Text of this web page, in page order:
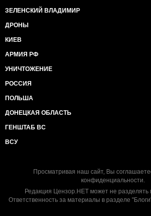
ЗЕЛЕНСКИЙ ВЛАДИМИР
ДРОНЫ
КИЕВ
АРМИЯ РФ
УНИЧТОЖЕНИЕ
РОССИЯ
ПОЛЬША
ДОНЕЦКАЯ ОБЛАСТЬ
ГЕНШТАБ ВС
ВСУ
Просматривая наш сайт, Вы
конфиденциальности.
Редакция Цензор.НЕТ может не разделять
Ответственность за материалы в разделе